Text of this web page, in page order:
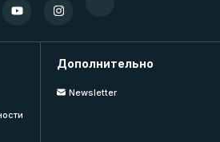
Дополнительно
Newsletter